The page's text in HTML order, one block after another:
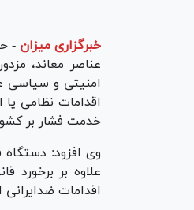
خبرگزاری میزان -
عناصر معاند،
امنیتی و سیاسی
اقدامات نظامی یا
خدمت فشار بر
وی افزود:
علاوه بر برخورد
اقدامات